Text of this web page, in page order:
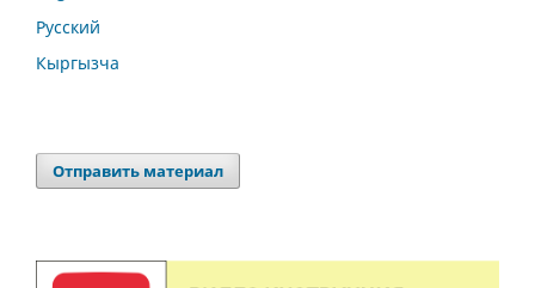
Русский
Кыргызча
Отправить материал